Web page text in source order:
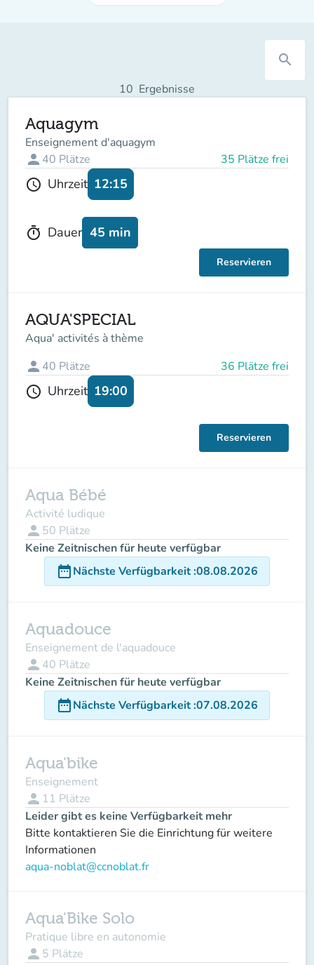
search
10 Ergebnisse
Aquagym
Enseignement d'aquagym
person 40 Plätze 35 Plätze frei
schedule Uhrzeit 12:15
timer Dauer 45 min
Reservieren
AQUA'SPECIAL
Aqua' activités à thème
person 40 Plätze 36 Plätze frei
schedule Uhrzeit 19:00
Reservieren
Aqua Bébé
Activité ludique
person 50 Plätze
Keine Zeitnischen für heute verfügbar
date_rangeNächste Verfügbarkeit:08.08.2026
Aquadouce
Enseignement de l'aquadouce
person 40 Plätze
Keine Zeitnischen für heute verfügbar
date_rangeNächste Verfügbarkeit:07.08.2026
Aqua'bike
Enseignement
person 11 Plätze
Leider gibt es keine Verfügbarkeit mehr
Bitte kontaktieren Sie die Einrichtung für weitere
Informationen
aqua-noblat@ccnoblat.fr
Aqua'Bike Solo
Pratique libre en autonomie
person 5 Plätze